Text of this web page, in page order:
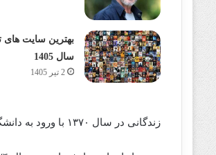
بهترین سایت های
سال 1405
2 تیر 1405
زندگانی در سال ۱۳۷۰ با ورود به دانشگاه هنر و تحصیل در رشته تئاتر وارد عرصهٔ بازیگری شد.